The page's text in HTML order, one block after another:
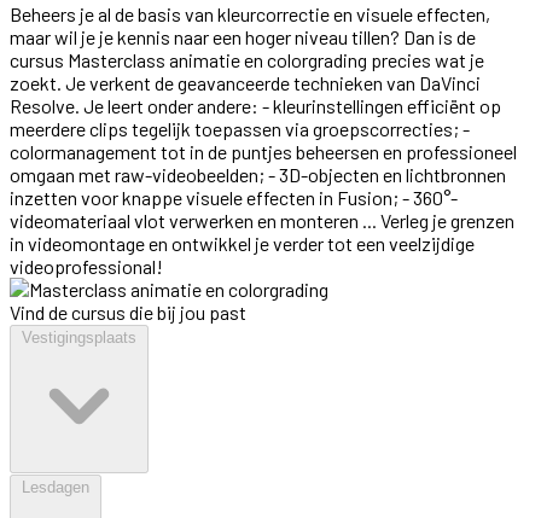
Beheers je al de basis van kleurcorrectie en visuele effecten,
maar wil je je kennis naar een hoger niveau tillen? Dan is de
cursus Masterclass animatie en colorgrading precies wat je
zoekt. Je verkent de geavanceerde technieken van DaVinci
Resolve. Je leert onder andere: - kleurinstellingen efficiënt op
meerdere clips tegelijk toepassen via groepscorrecties; -
colormanagement tot in de puntjes beheersen en professioneel
omgaan met raw-videobeelden; - 3D-objecten en lichtbronnen
inzetten voor knappe visuele effecten in Fusion; - 360°-
videomateriaal vlot verwerken en monteren ... Verleg je grenzen
in videomontage en ontwikkel je verder tot een veelzijdige
videoprofessional!
Vind de cursus die bij jou past
Vestigingsplaats
Lesdagen